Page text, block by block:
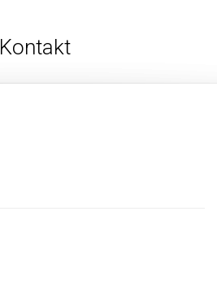
Kontakt